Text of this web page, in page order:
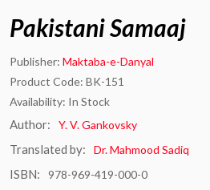
Pakistani Samaaj
Publisher: Maktaba-e-Danyal
Product Code: BK-151
Availability: In Stock
Author: Y. V. Gankovsky
Translated by: Dr. Mahmood Sadiq
ISBN: 978-969-419-000-0